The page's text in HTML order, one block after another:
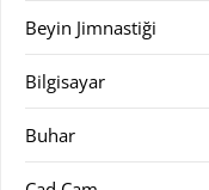
Beyin Jimnastiği
Bilgisayar
Buhar